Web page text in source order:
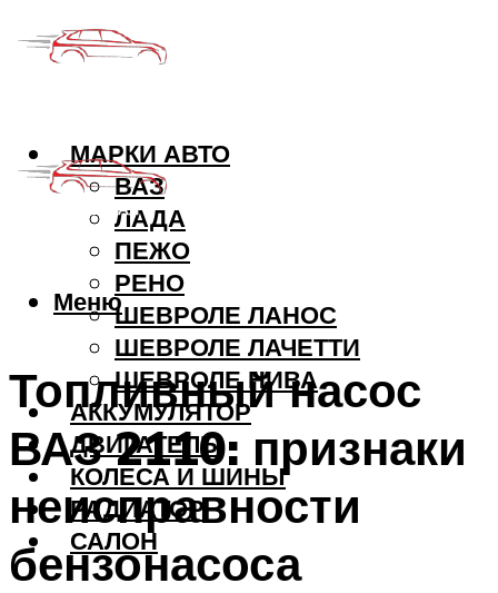
МАРКИ АВТО
ВАЗ
ЛАДА
ПЕЖО
РЕНО
ШЕВРОЛЕ ЛАНОС
ШЕВРОЛЕ ЛАЧЕТТИ
ШЕВРОЛЕ НИВА
АККУМУЛЯТОР
ДВИГАТЕЛЬ
КОЛЕСА И ШИНЫ
РАДИАТОР
САЛОН
Меню
Топливный насос
ВАЗ 2110: признаки
неисправности
бензонасоса